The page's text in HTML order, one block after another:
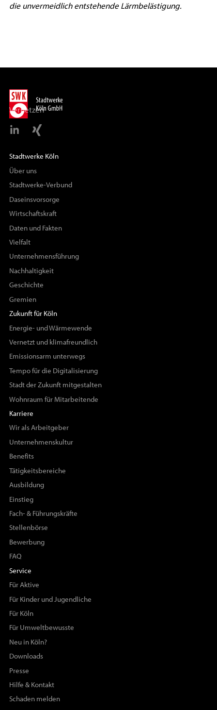
die unvermeidlich entstehende Lärmbelästigung.
Vernetzen
Stadtwerke Köln
Über uns
Stadtwerke-Verbund
Daseinsvorsorge
Wirtschaftskraft
Daten und Fakten
Vielfalt
Unternehmensführung
Nachhaltigkeit
Geschichte
Gremien
Zukunft für Köln
Energie- und Wärmewende
Vernetzt und klimafreundlich
Emissionsarm unterwegs
Tempo für die Digitalisierung
Stadt der Zukunft mitgestalten
Wohnraum für Mitarbeitende
Karriere
Wir als Arbeitgeber
Unternehmenskultur
Benefits
Tätigkeitsbereiche
Ausbildung
Einstieg
Fach- & Führungskräfte
Stellenbörse
Bewerbung
FAQ
Service
Für Aktive
Für Kinder und Jugendliche
Für Köln
Für Umweltbewusste
Neu in Köln?
Downloads
Presse
Hilfe & Kontakt
Schaden melden